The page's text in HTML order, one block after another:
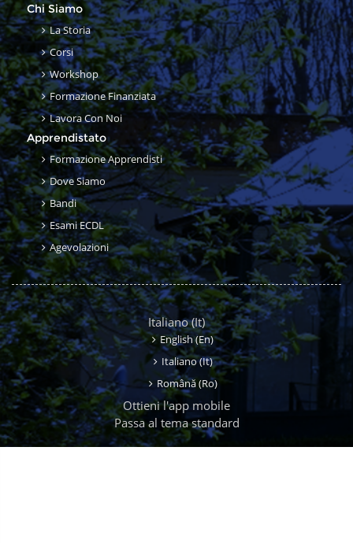
Chi Siamo
La Storia
Corsi
Workshop
Formazione Finanziata
Lavora Con Noi
Apprendistato
Formazione Apprendisti
Dove Siamo
Bandi
Esami ECDL
Agevolazioni
Italiano ‎(it)‎
English ‎(en)‎
Italiano ‎(it)‎
Română ‎(ro)‎
Ottieni l'app mobile
Passa al tema standard